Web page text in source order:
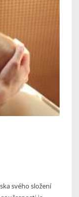
svého složení